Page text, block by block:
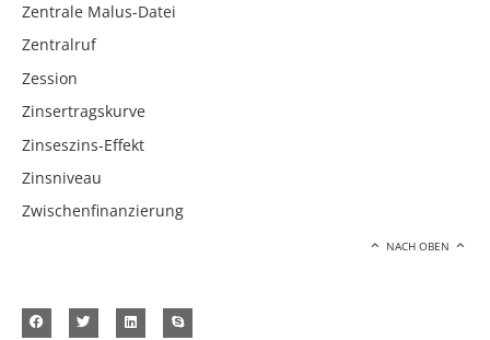
Zentrale Malus-Datei
Zentralruf
Zession
Zinsertragskurve
Zinseszins-Effekt
Zinsniveau
Zwischenfinanzierung
NACH OBEN